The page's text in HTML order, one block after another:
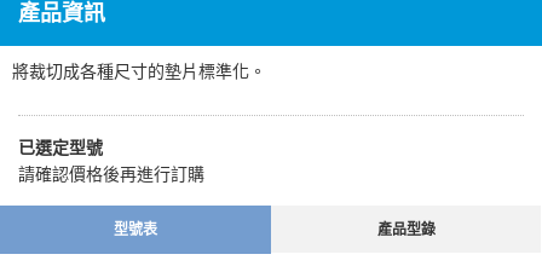
產品資訊
將裁切成各種尺寸的墊片標準化。
已選定型號
請確認價格後再進行訂購
型號表 產品型錄